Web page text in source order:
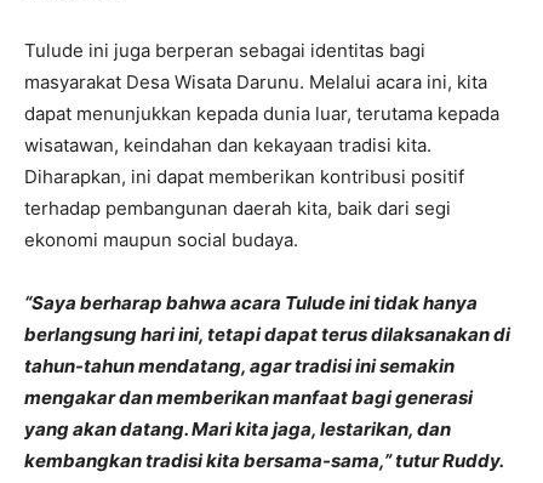
Tulude ini juga berperan sebagai identitas bagi
masyarakat Desa Wisata Darunu. Melalui acara ini, kita
dapat menunjukkan kepada dunia luar, terutama kepada
wisatawan, keindahan dan kekayaan tradisi kita.
Diharapkan, ini dapat memberikan kontribusi positif
terhadap pembangunan daerah kita, baik dari segi
ekonomi maupun social budaya.
“Saya berharap bahwa acara Tulude ini tidak hanya
berlangsung hari ini, tetapi dapat terus dilaksanakan di
tahun-tahun mendatang, agar tradisi ini semakin
mengakar dan memberikan manfaat bagi generasi
yang akan datang. Mari kita jaga, lestarikan, dan
kembangkan tradisi kita bersama-sama,” tutur Ruddy.